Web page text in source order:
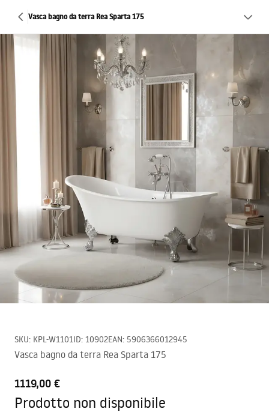
Vasca bagno da terra Rea Sparta 175
SKU: KPL-W1101ID: 10902EAN: 5906366012945
Vasca bagno da terra Rea Sparta 175
1119,00 €
Prodotto non disponibile